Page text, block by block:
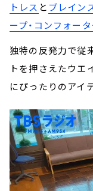
トレス と ブレイン
ープ・コンフォータ
独特の反発力で従
トを押さえたウエ
にぴったりのアイ